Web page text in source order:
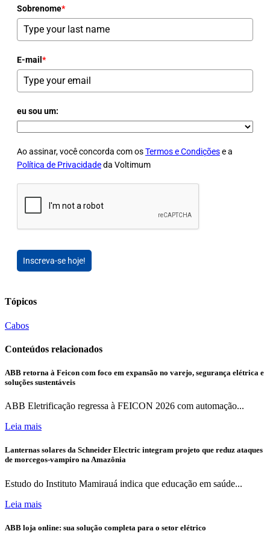
Sobrenome*
E-mail *
eu sou um:
Ao assinar, você concorda com osTermos e Condiçõese a
Política de Privacidadeda Voltimum
Inscreva-se hoje!
Tópicos
Cabos
Conteúdos relacionados
ABB retorna à Feicon com foco em expansão no varejo, segurança elétrica e
soluções sustentáveis
ABB Eletrificação regressa à FEICON 2026 com automação...
Leia mais
Lanternas solares da Schneider Electric integram projeto que reduz ataques
de morcegos-vampiro na Amazônia
Estudo do Instituto Mamirauá indica que educação em saúde...
Leia mais
ABB loja online: sua solução completa para o setor elétrico